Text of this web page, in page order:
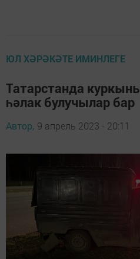
ЮЛ ХӘРӘКӘТЕ ИМИНЛЕГЕ
Татарстанда
һәлак булучылар бар
Автор, 9 апрель 2023 - 20:11